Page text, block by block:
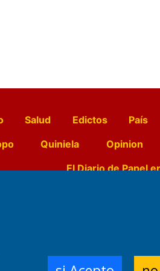
Salud Edictos País
Quiniela Opinion
El Diario de Papel